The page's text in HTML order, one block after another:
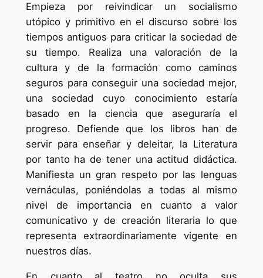
Empieza por reivindicar un socialismo
utópico y primitivo en el discurso sobre los
tiempos antiguos para criticar la sociedad de
su tiempo. Realiza una valoración de la
cultura y de la formación como caminos
seguros para conseguir una sociedad mejor,
una sociedad cuyo conocimiento estaría
basado en la ciencia que aseguraría el
progreso. Defiende que los libros han de
servir para enseñar y deleitar, la Literatura
por tanto ha de tener una actitud didáctica.
Manifiesta un gran respeto por las lenguas
vernáculas, poniéndolas a todas al mismo
nivel de importancia en cuanto a valor
comunicativo y de creación literaria lo que
representa extraordinariamente vigente en
nuestros días.